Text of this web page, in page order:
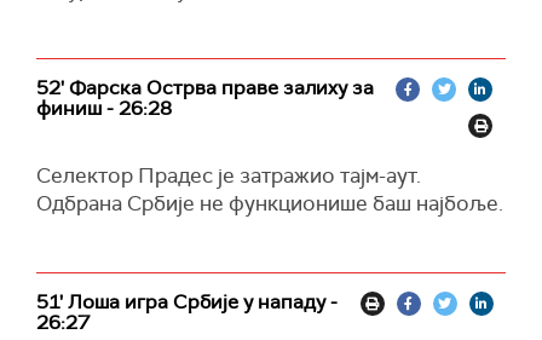
52' Фарска Острва праве залиху за
финиш - 26:28
Селектор Прадес је затражио тајм-аут.
Одбрана Србије не функционише баш најбоље.
51' Лоша игра Србије у нападу -
26:27